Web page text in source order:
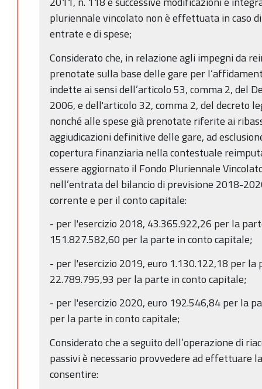
pluriennale vincolato non è effettuata in caso
entrate e di spese;
Considerato che, in relazione agli impegni da
prenotate sulla base delle gare per
indette ai sensi dell’articolo 53, comma 2, del
2006, e dell'articolo 32, comma 2, del decreto
nonché alle spese già prenotate riferite ai
aggiudicazioni definitive delle gare, ad
copertura finanziaria nella contestuale
essere aggiornato il Fondo Pluriennale
nell’entrata del bilancio di previsione 2018-
corrente e per il conto capitale:
- per l'esercizio 2018, 43.365.922,26 per la
151.827.582,60 per la parte in conto capitale;
- per l'esercizio 2019, euro 1.130.122,18 per la
22.789.795,93 per la parte in conto capitale;
- per l'esercizio 2020, euro 192.546,84 per la
per la parte in conto capitale;
Considerato che a seguito dell’operazione di
passivi è necessario provvedere ad effettuare
consentire: